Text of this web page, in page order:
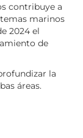
contribuye a
marinos
2024 el
de
la
áreas.